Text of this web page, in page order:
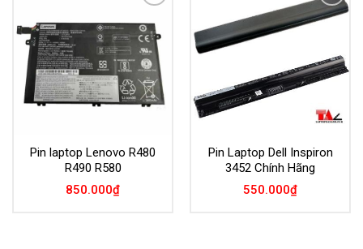
Wishlist
Pin laptop Lenovo R480
R490 R580
850.000₫
Add to
Pin Laptop Dell Inspiron
3452 Chính Hãng
550.000₫